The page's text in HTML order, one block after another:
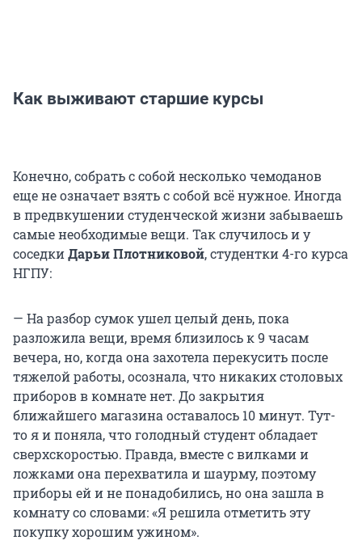
Как выживают старшие курсы
Конечно, собрать с собой несколько чемоданов
еще не означает взять с собой всё нужное. Иногда
в предвкушении студенческой жизни забываешь
самые необходимые вещи. Так случилось и у
соседкиДарьи Плотниковой, студентки 4-го курса
НГПУ:
— На разбор сумок ушел целый день, пока
разложила вещи, время близилось к 9 часам
вечера, но, когда она захотела перекусить после
тяжелой работы, осознала, что никаких столовых
приборов в комнате нет. До закрытия
ближайшего магазина оставалось 10 минут. Тут-
то я и поняла, что голодный студент обладает
сверхскоростью. Правда, вместе с вилками и
ложками она перехватила и шаурму, поэтому
приборы ей и не понадобились, но она зашла в
комнату со словами: «Я решила отметить эту
покупку хорошим ужином».